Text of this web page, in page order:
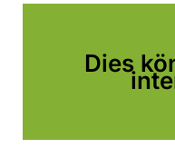
Dies